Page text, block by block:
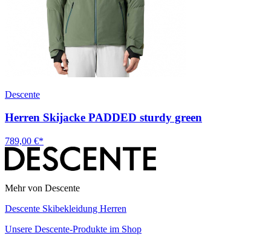
Descente
Herren Skijacke PADDED sturdy green
789,00 €*
Mehr von Descente
Descente Skibekleidung Herren
Unsere Descente-Produkte im Shop